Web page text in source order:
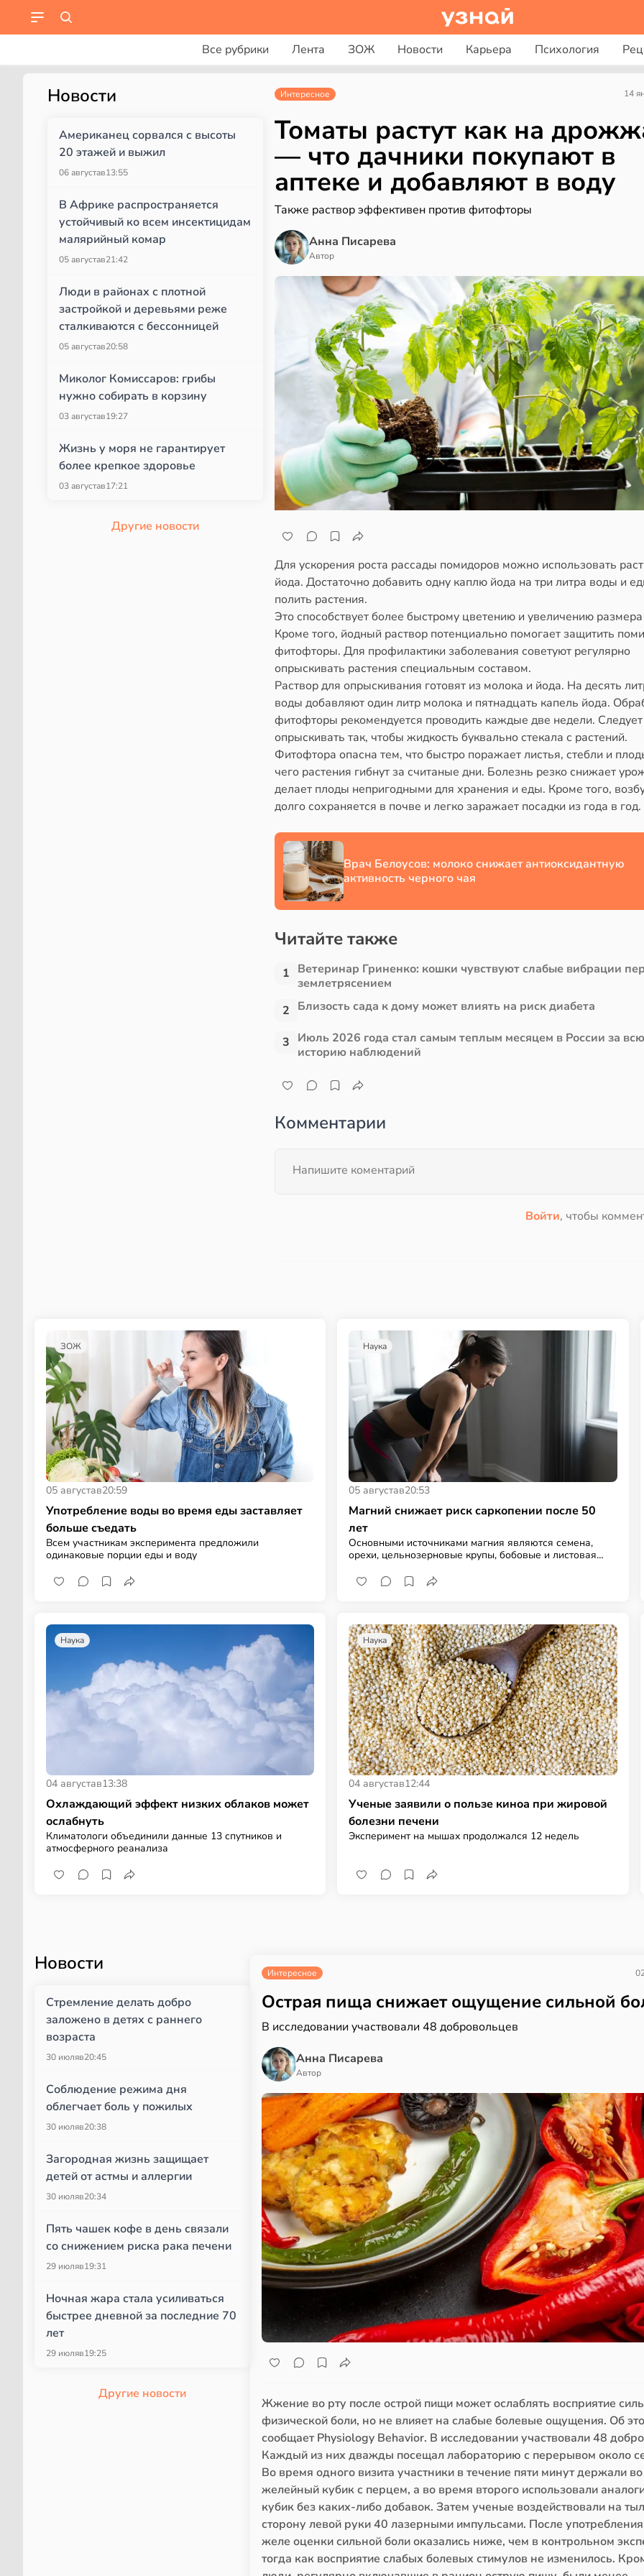
Все рубрики Лента ЗОЖ Новости Карьера Психология
Новости
Американец сорвался с высоты
20 этажей и выжил
06 августав13:55
В Африке распространяется
устойчивый ко всем инсектицидам
малярийный комар
05 августав21:42
Люди в районах с плотной
застройкой и деревьями реже
сталкиваются с бессонницей
05 августав20:58
Миколог Комиссаров: грибы
нужно собирать в корзину
03 августав19:27
Жизнь у моря не гарантирует
более крепкое здоровье
03 августав17:21
Другие новости
Интересное 14
Томаты растут как на
— что дачники покупают в
аптеке и добавляют в воду
Также раствор эффективен против фитофторы
Анна Писарева
Автор
Для ускорения роста рассады помидоров можно использовать
йода. Достаточно добавить одну каплю йода на три литра воды и
полить растения.
Это способствует более быстрому цветению и увеличению
Кроме того, йодный раствор потенциально помогает защитить
фитофторы. Для профилактики заболевания советуют регулярно
опрыскивать растения специальным составом.
Раствор для опрыскивания готовят из молока и йода. На десять
воды добавляют один литр молока и пятнадцать капель йода.
фитофторы рекомендуется проводить каждые две недели. Следует
опрыскивать так, чтобы жидкость буквально стекала с растений.
Фитофтора опасна тем, что быстро поражает листья, стебли и
чего растения гибнут за считаные дни. Болезнь резко снижает
делает плоды непригодными для хранения и еды. Кроме того,
долго сохраняется в почве и легко заражает посадки из года в год.
Врач Белоусов: молоко снижает антиоксидантную
активность черного чая
Читайте также
1 Ветеринар Гриненко: кошки чувствуют слабые вибрации
землетрясением
2 Близость сада к дому может влиять на риск диабета
3 Июль 2026 года стал самым теплым месяцем в России за всю
историю наблюдений
Комментарии
Войти, чтобы
ЗОЖ
05 августав20:59
Употребление воды во время еды заставляет
больше съедать
Всем участникам эксперимента предложили
одинаковые порции еды и воду
Наука
05 августав20:53
Магний снижает риск саркопении после 50
лет
Основными источниками магния являются семена,
орехи, цельнозерновые крупы, бобовые и листовая
Наука
04 августав13:38
Охлаждающий эффект низких облаков может
ослабнуть
Климатологи объединили данные 13 спутников и
атмосферного реанализа
Наука
04 августав12:44
Ученые заявили о пользе киноа при жировой
болезни печени
Эксперимент на мышах продолжался 12 недель
Новости
Стремление делать добро
заложено в детях с раннего
возраста
30 июляв20:45
Соблюдение режима дня
облегчает боль у пожилых
30 июляв20:38
Загородная жизнь защищает
детей от астмы и аллергии
30 июляв20:34
Пять чашек кофе в день связали
со снижением риска рака печени
29 июляв19:31
Ночная жара стала усиливаться
быстрее дневной за последние 70
лет
29 июляв19:25
Другие новости
Интересное
Острая пища снижает ощущение сильной
В исследовании участвовали 48 добровольцев
Анна Писарева
Автор
Жжение во рту после острой пищи может ослаблять восприятие
физической боли, но не влияет на слабые болевые ощущения. Об
сообщает Physiology Behavior. В исследовании участвовали 48
Каждый из них дважды посещал лабораторию с перерывом около
Во время одного визита участники в течение пяти минут держали
желейный кубик с перцем, а во время второго использовали
кубик без каких-либо добавок. Затем ученые воздействовали на
сторону левой руки 40 лазерными импульсами. После употребления
желе оценки сильной боли оказались ниже, чем в контрольном
тогда как восприятие слабых болевых стимулов не изменилось.